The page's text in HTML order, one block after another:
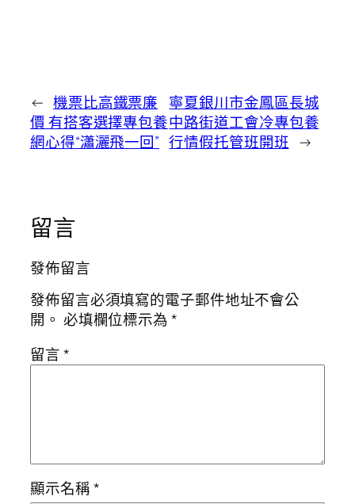
← 機票比高鐵票廉
價 有搭客選擇專包養
網心得“瀟灑飛一回”
寧夏銀川市金鳳區長城
中路街道工會冷專包養
行情假托管班開班 →
留言
發佈留言
發佈留言必須填寫的電子郵件地址不會公
開。 必填欄位標示為*
留言*
顯示名稱*